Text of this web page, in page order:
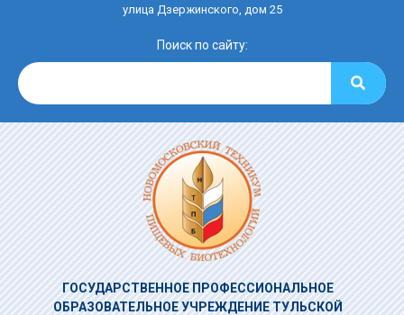
улица Дзержинского, дом 25
Поиск по сайту:
ГОСУДАРСТВЕННОЕ ПРОФЕССИОНАЛЬНОЕ
ОБРАЗОВАТЕЛЬНОЕ УЧРЕЖДЕНИЕТУЛЬСКОЙ